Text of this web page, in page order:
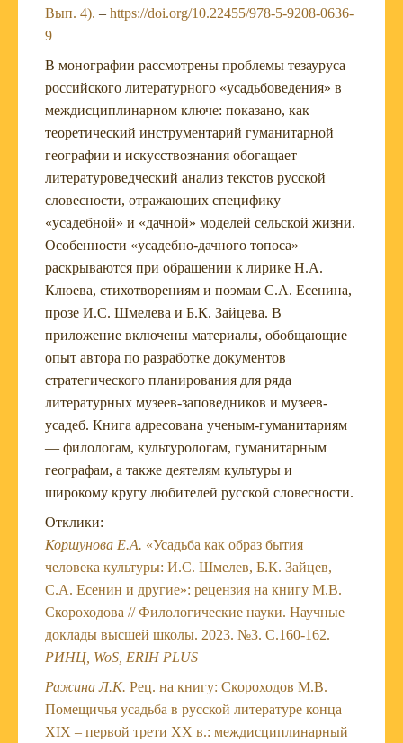
Вып. 4). – https://doi.org/10.22455/978-5-9208-0636-
9
В монографии рассмотрены проблемы тезауруса
российского литературного «усадьбоведения» в
междисциплинарном ключе: показано, как
теоретический инструментарий гуманитарной
географии и искусствознания обогащает
литературоведческий анализ текстов русской
словесности, отражающих специфику
«усадебной» и «дачной» моделей сельской жизни.
Особенности «усадебно-дачного топоса»
раскрываются при обращении к лирике Н.А.
Клюева, стихотворениям и поэмам С.А. Есенина,
прозе И.С. Шмелева и Б.К. Зайцева. В
приложение включены материалы, обобщающие
опыт автора по разработке документов
стратегического планирования для ряда
литературных музеев-заповедников и музеев-
усадеб. Книга адресована ученым-гуманитариям
— филологам, культурологам, гуманитарным
географам, а также деятелям культуры и
широкому кругу любителей русской словесности.
Отклики:
Коршунова Е.А. «Усадьба как образ бытия
человека культуры: И.С. Шмелев, Б.К. Зайцев,
С.А. Есенин и другие»: рецензия на книгу М.В.
Скороходова // Филологические науки. Научные
доклады высшей школы. 2023. №3. С.160-162.
РИНЦ, WoS, ERIH PLUS
Ражина Л.К. Рец. на книгу: Скороходов М.В.
Помещичья усадьба в русской литературе конца
XIX – первой трети XX в.: междисциплинарный